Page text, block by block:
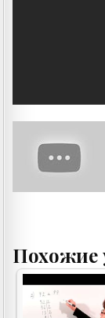
Похожие